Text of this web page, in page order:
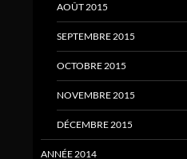
AOÛT 2015
SEPTEMBRE 2015
OCTOBRE 2015
NOVEMBRE 2015
DÉCEMBRE 2015
ANNÉE 2014